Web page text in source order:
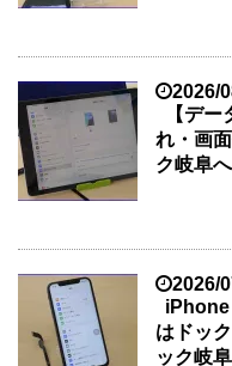
2026/
【デ
れ・画
ク岐阜へ
2026/
iPhone
はドッ
ック岐阜